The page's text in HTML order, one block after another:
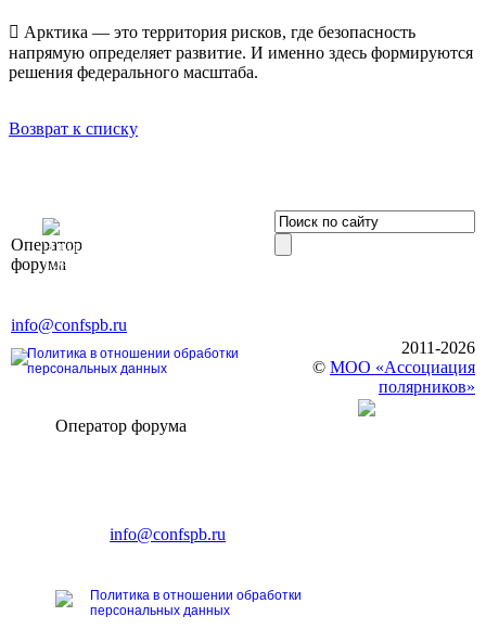
 Арктика — это территория рисков, где безопасность
напрямую определяет развитие. И именно здесь формируются
решения федерального масштаба.
Возврат к списку
Оператор
форума
Элит»
196191, г. Санкт-Петербург,
info@confspb.ru
Политика в отношении обработки
персональных данных
2011-2026
© МОО «Ассоциация
полярников»
Оператор форума
E-mail:info@confspb.ru
Политика в отношении обработки
персональных данных